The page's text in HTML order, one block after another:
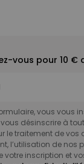
vous pour 10 €
vous vous
désinscrire à
le traitement de vos
l’utilisation de nos
votre inscription et